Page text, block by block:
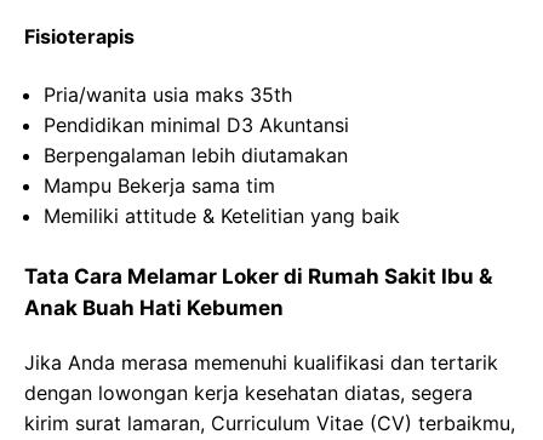
Fisioterapis
Pria/wanita usia maks 35th
Pendidikan minimal D3 Akuntansi
Berpengalaman lebih diutamakan
Mampu Bekerja sama tim
Memiliki attitude & Ketelitian yang baik
Tata Cara Melamar Loker di Rumah Sakit Ibu &
Anak Buah Hati Kebumen
Jika Anda merasa memenuhi kualifikasi dan tertarik
dengan lowongan kerja kesehatan diatas, segera
kirim surat lamaran, Curriculum Vitae (CV) terbaikmu,